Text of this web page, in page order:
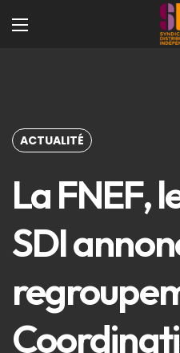
ACTUALITÉ
La FNEF,
SDI